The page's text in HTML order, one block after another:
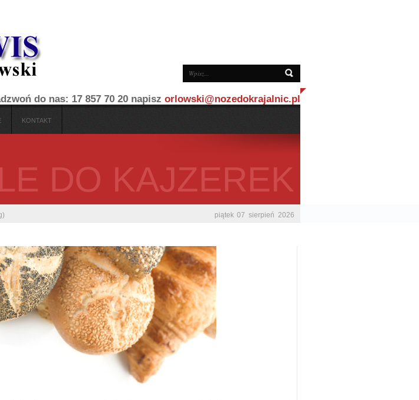
do nas: 17 857 70 20 napisz orlowski@nozedokrajalnic.pl
KONTAKT
DO KAJZEREK
piątek 07 sierpień 2026